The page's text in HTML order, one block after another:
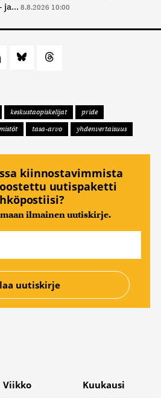
ja... 8.8.2026 10:00
keskustaopiskelijat
pride
tasa-arvo yhdenvertaisuus
kiinnostavimmista
uutispaketti
ilmainen uutiskirje.
Viikko Kuukausi